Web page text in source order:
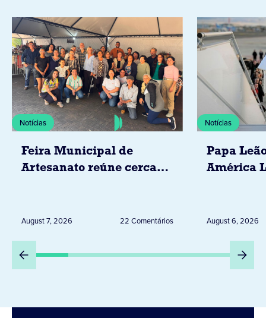
Notícias
Feira Municipal de
Artesanato reúne cerca
August 7, 2026 22 Comentários
Notícias
Papa
América
Peru
August 6, 2026